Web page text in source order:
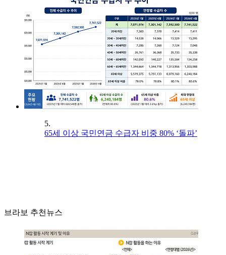
5.
65세 이상 국민연금 수급자 비중 80% ‘돌파’
브라보 추천뉴스